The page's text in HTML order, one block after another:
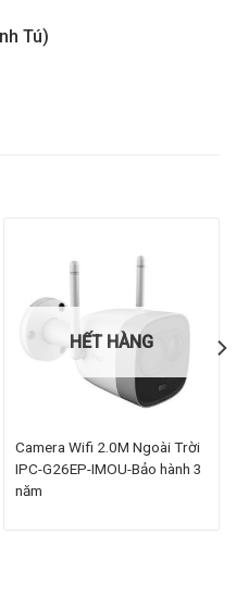
Tú)
HẾT HÀNG
Camera Wifi 2.0M Ngoài Trời
IPC-G26EP-IMOU-Bảo hành 3
năm